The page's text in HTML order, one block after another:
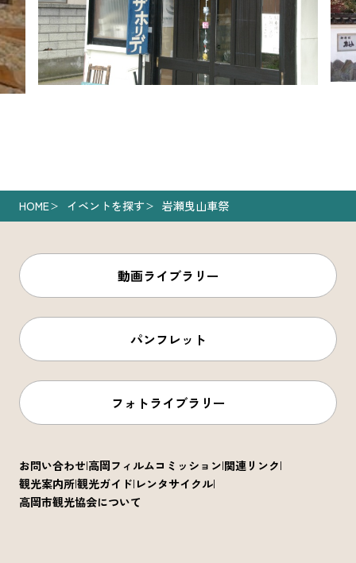
HOME イベントを探す 岩瀬曳山車祭
動画ライブラリー
パンフレット
フォトライブラリー
お問い合わせ 高岡フィルムコミッション 関連リンク
観光案内所観光ガイド レンタサイクル
高岡市観光協会について